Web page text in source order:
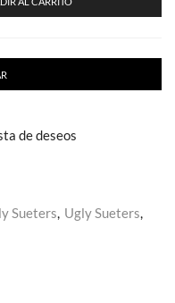
de deseos
Sueters, Ugly Sueters,